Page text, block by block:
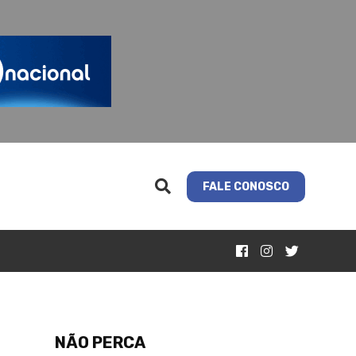
FALE CONOSCO
NÃO PERCA